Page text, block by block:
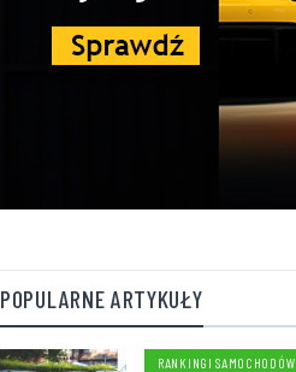
POPULARNE ARTYKUŁY
RANKINGI SAMOCHODÓW